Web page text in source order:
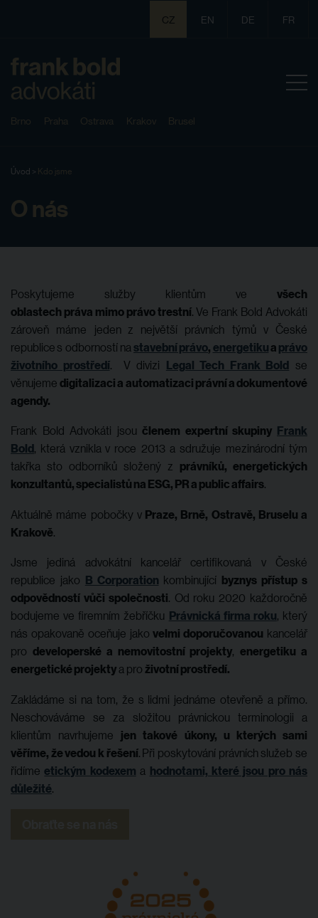
CZ EN DE FR
Brno Praha Ostrava Krakov Brusel
Úvod > Kdo jsme
O nás
Poskytujeme služby klientům ve všech
oblastech práva mimo právo trestní. Ve Frank Bold Advokáti
zároveň máme jeden z největší právních týmů v České
republices odborností nastavební právo,energetikuaprávo
životního prostředí. V divizi Legal Tech Frank Bold se
věnujemedigitalizaci a automatizaci právní a dokumentové
agendy.
Frank Bold Advokáti jsou členem expertní skupiny Frank
Bold, která vznikla v roce 2013 a sdružuje mezinárodní tým
takřka sto odborníků složený z právníků, energetických
konzultantů, specialistů na ESG, PR a public affairs.
Aktuálně máme pobočky v Praze, Brně, Ostravě, Bruselu a
Krakově.
Jsme jediná advokátní kancelář certifikovaná v České
republice jako B Corporation kombinující byznys přístup s
odpovědností vůči společnosti. Od roku 2020 každoročně
bodujeme ve firemním žebříčku Právnická firma roku, který
nás opakovaně oceňuje jakovelmi doporučovanou kancelář
pro developerské a nemovitostní projekty,energetiku a
energetické projektya pro životní prostředí.
Zakládáme si na tom, že s lidmi jednáme otevřeně a přímo.
Neschováváme se za složitou právnickou terminologii a
klientům navrhujeme jen takové úkony, u kterých sami
věříme, že vedou k řešení.Při poskytování právních služeb se
řídímeetickým kodexem a hodnotami, které jsou pro nás
důležité.